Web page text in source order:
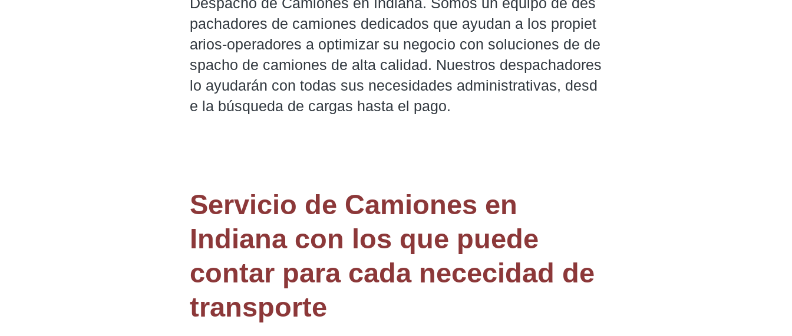
pachadores de camiones dedicados que ayudan a los propiet
arios-operadores a optimizar su negocio con soluciones de de
spacho de camiones de alta calidad. Nuestros despachadores
lo ayudarán con todas sus necesidades administrativas, desd
e la búsqueda de cargas hasta el pago.
Servicio de Camiones en
Indiana con los que puede
contar para cada nececidad de
transporte